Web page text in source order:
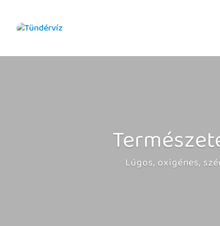
Lúgos, oxigénes,